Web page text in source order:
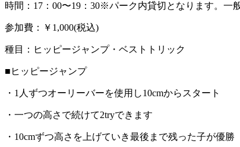
時間：17：00〜19：30※パーク内貸切となります。一
参加費：￥1,000(税込)
種目：ヒッピージャンプ・ベストトリック
■ヒッピージャンプ
・1人ずつオーリーバーを使用し10cmからスタート
・一つの高さで続けて2tryできます
・10cmずつ高さを上げていき最後まで残った子が優勝